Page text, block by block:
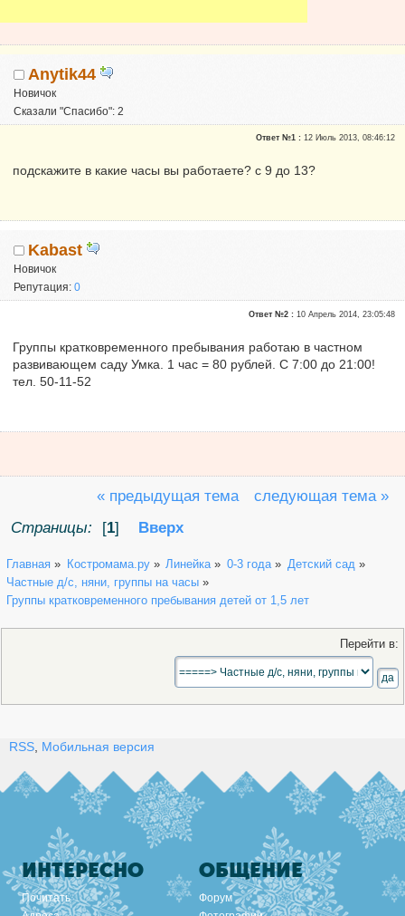
Anytik44
Новичок
Сказали "Спасибо": 2
Репутация:0
Ответ №1 :12 Июль 2013, 08:46:12
подскажите в какие часы вы работаете? с 9 до 13?
Kabast
Новичок
Репутация:0
Ответ №2 :10 Апрель 2014, 23:05:48
Группы кратковременного пребывания работаю в частном
развивающем саду Умка. 1 час = 80 рублей. С 7:00 до 21:00!
тел. 50-11-52
« предыдущая тема
следующая тема »
Страницы:
[1] Вверх
Главная » Костромама.ру» Линейка» 0-3 года» Детский сад»
Частные д/с, няни, группы на часы »
Группы кратковременного пребывания детей от 1,5 лет
Перейти в:
RSS, Мобильная версия
ИНТЕРЕСНО
Почитать
ОБЩЕНИЕ
Форум